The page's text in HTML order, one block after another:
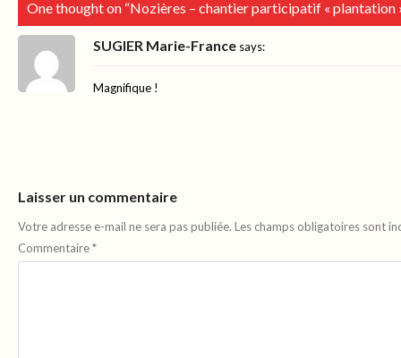
One thought on “Nozières – chantier participatif « plantation
SUGIER Marie-France says:
Magnifique !
Laisser un commentaire
Votre adresse e-mail ne sera pas publiée. Les champs obligatoires sont
Commentaire*